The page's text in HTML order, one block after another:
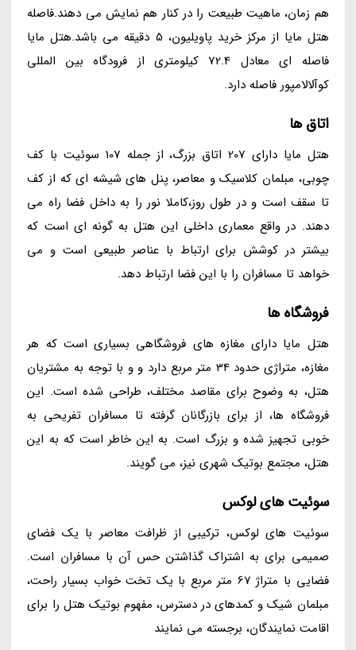
هم زمان، ماهیت طبیعت را در کنار هم نمایش می دهند.فاصله
هتل مایا از مرکز خرید پاویلیون، 5 دقیقه می باشد.هتل مایا
فاصله ای معادل 72.4 کیلومتری از فرودگاه بین المللی
کوآلالامپور فاصله دارد.
اتاق ها
هتل مایا دارای 207 اتاق بزرگ، از جمله 107 سوئیت با کف
چوبی، مبلمان کلاسیک و معاصر، پنل های شیشه ای که از کف
تا سقف است و در طول روز،کاملا نور را به داخل فضا راه می
دهند. در واقع معماری داخلی این هتل به گونه ای است که
بیشتر در کوشش برای ارتباط با عناصر طبیعی است و می
خواهد تا مسافران را با این فضا ارتباط دهد.
فروشگاه ها
هتل مایا دارای مغازه های فروشگاهی بسیاری است که هر
مغازه، متراژی حدود 34 متر مربع دارد و و با توجه به مشتریان
هتل، به وضوح برای مقاصد مختلف، طراحی شده است. این
فروشگاه ها، از برای بازرگانان گرفته تا مسافران تفریحی به
خوبی تجهیز شده و بزرگ است. به این خاطر است که به این
هتل، مجتمع بوتیک شهری نیز، می گویند.
سوئیت های لوکس
سوئیت های لوکس، ترکیبی از ظرافت معاصر با یک فضای
صمیمی برای به اشتراک گذاشتن حس آن با مسافران است.
فضایی با متراژ 67 متر مربع با یک تخت خواب بسیار راحت،
مبلمان شیک و کمدهای در دسترس، مفهوم بوتیک هتل را برای
اقامت نمایندگان، برجسته می نمایند